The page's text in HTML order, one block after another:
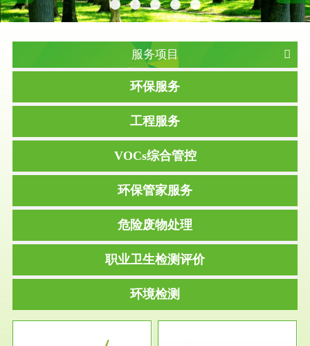
服务项目
环保服务
工程服务
VOCs综合管控
环保管家服务
危险废物处理
职业卫生检测评价
环境检测